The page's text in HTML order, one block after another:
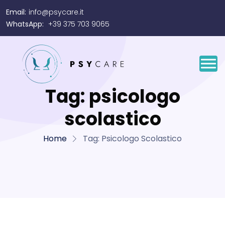
Email: info@psycare.it
WhatsApp: +39 375 703 9065
Tag: psicologo
scolastico
Home Tag: Psicologo Scolastico